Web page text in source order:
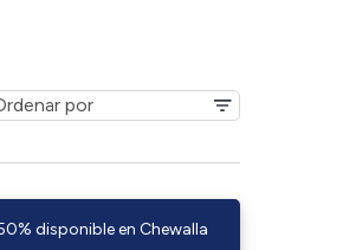
disponible en Chewalla